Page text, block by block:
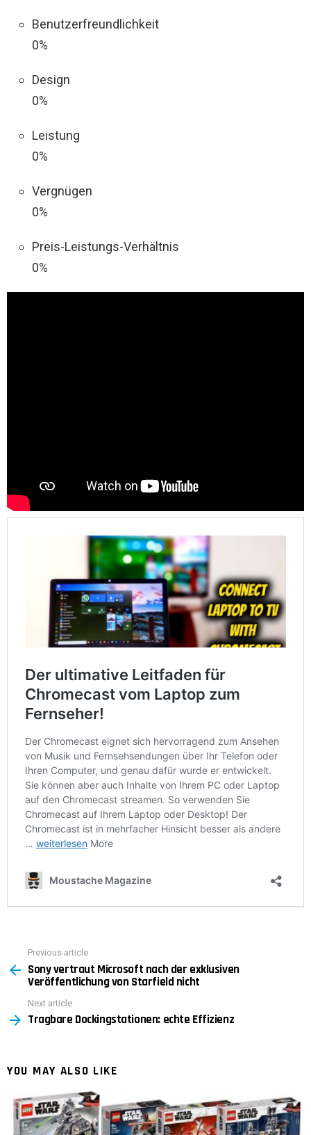
Benutzerfreundlichkeit
0%
Design
0%
Leistung
0%
Vergnügen
0%
Preis-Leistungs-Verhältnis
0%
more
Previous article
Sony vertraut Microsoft nach der exklusiven
Veröffentlichung von Starfield nicht
Next article
Tragbare Dockingstationen: echte Effizienz
YOU MAY ALSO LIKE